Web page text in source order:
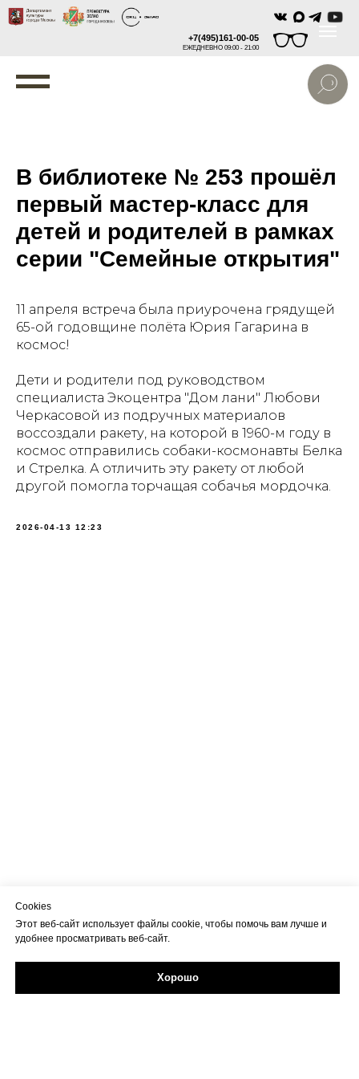
+7(495)161-00-05
ЕЖЕДНЕВНО 09:00 - 21:00
Задайте свой вопрос в Max
В библиотеке № 253 прошёл
первый мастер-класс для
детей и родителей в рамках
серии "Семейные открытия"
11 апреля встреча была приурочена грядущей
65-ой годовщине полёта Юрия Гагарина в
космос!
Дети и родители под руководством
специалиста Экоцентра "Дом лани" Любови
Черкасовой из подручных материалов
воссоздали ракету, на которой в 1960-м году в
космос отправились собаки-космонавты Белка
и Стрелка. А отличить эту ракету от любой
другой помогла торчащая собачья мордочка.
2026-04-13 12:23
Cookies
Этот веб-сайт использует файлы cookie, чтобы помочь вам лучше и
удобнее просматривать веб-сайт.
Хорошо